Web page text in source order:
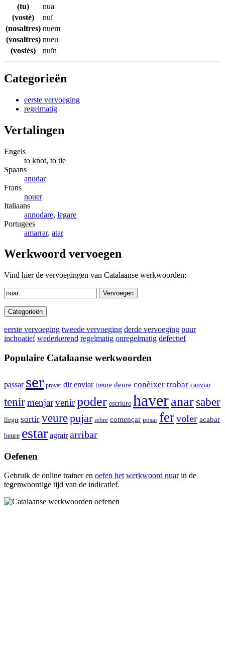
(tu)
nua
(vostè)
nuï
(nosaltres) nuem
(vosaltres) nueu
(vostès)
nuïn
Categorieën
eerste vervoeging
regelmatig
Vertalingen
Engels
to knot, to tie
Spaans
anudar
Frans
nouer
Italiaans
annodare, legare
Portugees
amarrar, atar
Werkwoord vervoegen
Vind hier de vervoegingen van Catalaanse werkwoorden:
Vervoegen
Categorieën
eerste vervoeging tweede vervoeging derde vervoeging puur
inchoatief wederkerend regelmatig onregelmatig defectief
Populaire Catalaanse werkwoorden
passar ser provar dir enviar treure deure conèixer trobar canviar
tenirmenjarvenirpoder escriure haveranarsaber
llegir sortir veurepujar rebre començar posar fervoler acabar
beure estar agrair arribar
Oefenen
Gebruik de online trainer en oefen het werkwoord nuarin de
tegenwoordige tijd van de indicatief.